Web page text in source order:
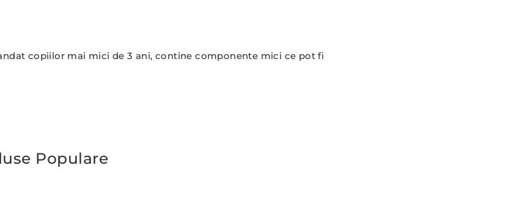
copiilor mai mici de 3 ani, contine componente mici ce pot fi
Populare